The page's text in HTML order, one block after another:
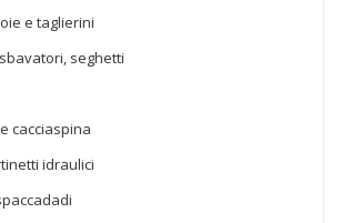
e taglierini
seghetti
cacciaspina
idraulici